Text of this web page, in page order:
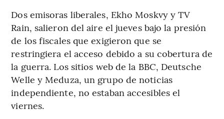
Dos emisoras liberales, Ekho Moskvy y TV
Rain, salieron del aire el jueves bajo la presión
de los fiscales que exigieron que se
restringiera el acceso debido a su cobertura de
la guerra. Los sitios web de la BBC, Deutsche
Welle y Meduza, un grupo de noticias
independiente, no estaban accesibles el
viernes.